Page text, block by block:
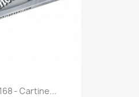
- Cartine...